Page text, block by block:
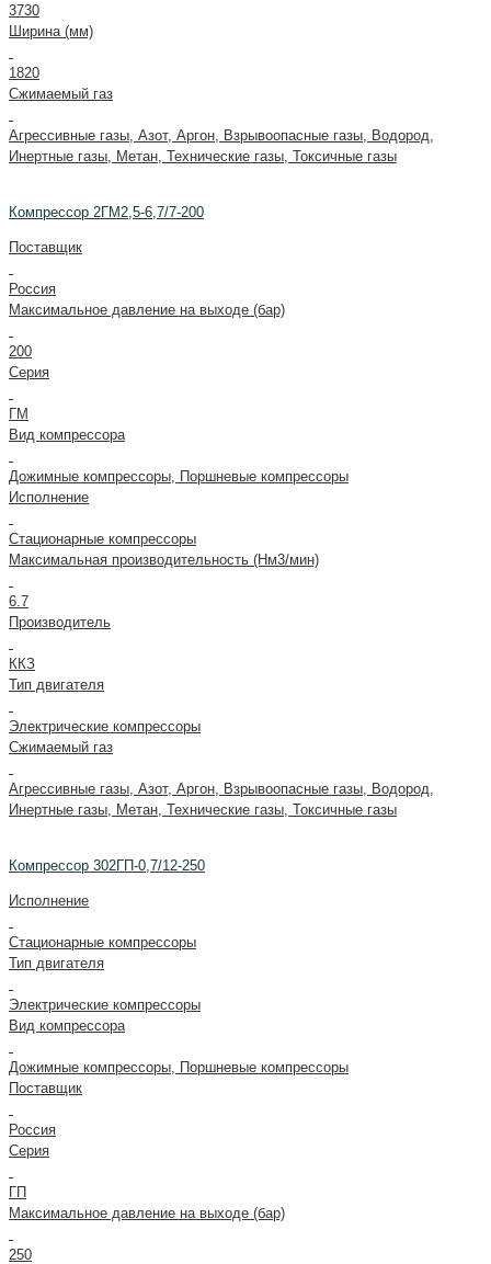
3730
Ширина (мм)
1820
Сжимаемый газ
Агрессивные газы, Азот, Аргон, Взрывоопасные газы, Водород,
Инертные газы, Метан, Технические газы, Токсичные газы
Компрессор 2ГМ2,5-6,7/7-200
Поставщик
Россия
Максимальное давление на выходе (бар)
200
Серия
ГМ
Вид компрессора
Дожимные компрессоры, Поршневые компрессоры
Исполнение
Стационарные компрессоры
Максимальная производительность (Нм3/мин)
6.7
Производитель
ККЗ
Тип двигателя
Электрические компрессоры
Сжимаемый газ
Агрессивные газы, Азот, Аргон, Взрывоопасные газы, Водород,
Инертные газы, Метан, Технические газы, Токсичные газы
Компрессор 302ГП-0,7/12-250
Исполнение
Стационарные компрессоры
Тип двигателя
Электрические компрессоры
Вид компрессора
Дожимные компрессоры, Поршневые компрессоры
Поставщик
Россия
Серия
ГП
Максимальное давление на выходе (бар)
250